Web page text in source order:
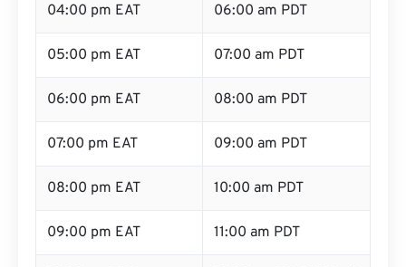
04:00 pm EAT 06:00 am PDT
05:00 pm EAT 07:00 am PDT
06:00 pm EAT 08:00 am PDT
07:00 pm EAT 09:00 am PDT
08:00 pm EAT 10:00 am PDT
09:00 pm EAT 11:00 am PDT